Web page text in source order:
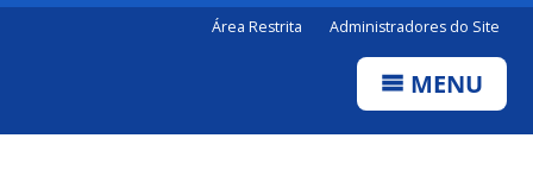
Área Restrita Administradores do Site
MENU